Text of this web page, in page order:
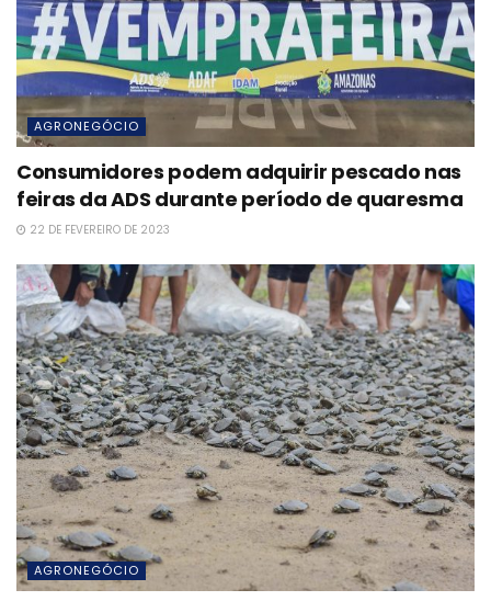
AGRONEGÓCIO
Consumidores podem adquirir pescado nas
feiras da ADS durante período de quaresma
22 DE FEVEREIRO DE 2023
AGRONEGÓCIO